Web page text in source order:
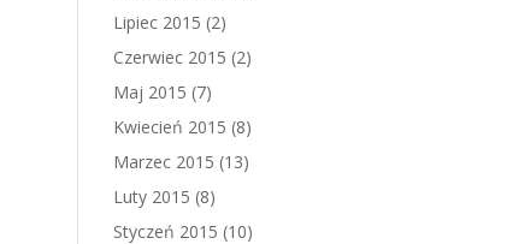
Lipiec 2015 (2)
Czerwiec 2015 (2)
Maj 2015 (7)
Kwiecień 2015 (8)
Marzec 2015 (13)
Luty 2015 (8)
Styczeń 2015 (10)